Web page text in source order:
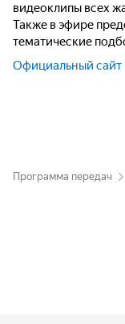
видеоклипы всех
Также в эфире
тематические
Официальный сайт
Программа передач